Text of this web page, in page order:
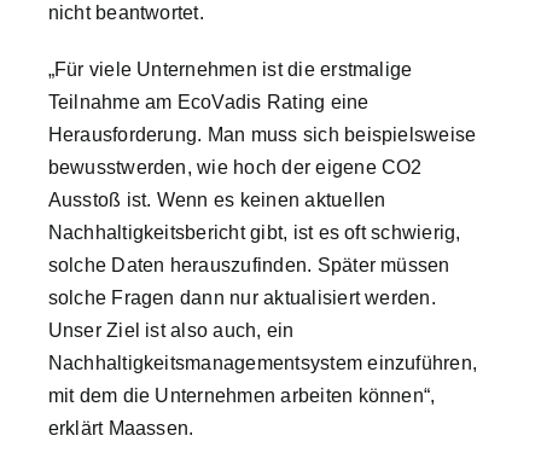
nicht beantwortet.
„Für viele Unternehmen ist die erstmalige
Teilnahme am EcoVadis Rating eine
Herausforderung. Man muss sich beispielsweise
bewusstwerden, wie hoch der eigene CO2
Ausstoß ist. Wenn es keinen aktuellen
Nachhaltigkeitsbericht gibt, ist es oft schwierig,
solche Daten herauszufinden. Später müssen
solche Fragen dann nur aktualisiert werden.
Unser Ziel ist also auch, ein
Nachhaltigkeitsmanagementsystem einzuführen,
mit dem die Unternehmen arbeiten können“,
erklärt Maassen.